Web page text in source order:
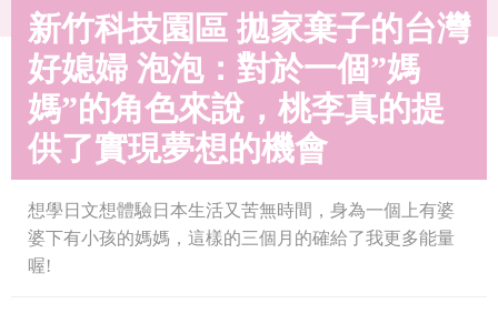
新竹科技園區 拋家棄子的台灣
好媳婦 泡泡：對於一個”媽
媽”的角色來說，桃李真的提
供了實現夢想的機會
想學日文想體驗日本生活又苦無時間，身為一個上有婆
婆下有小孩的媽媽，這樣的三個月的確給了我更多能量
喔!